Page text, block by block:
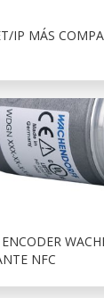
IP MÁS
NFC